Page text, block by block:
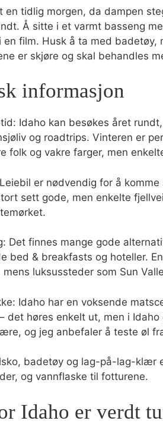
en tidlig morgen, da dampen
Å sitte i et varmt basseng
film. Husk å ta med badetøy,
er skjøre og skal behandles
informasjon
Idaho kan besøkes året
og roadtrips. Vinteren er
folk og vakre farger, men
er nødvendig for å
sett gode, men enkelte
Det finnes mange gode
bed & breakfasts og hoteller.
mens luksussteder som Sun
Idaho har en voksende
det høres enkelt ut, men i
og jeg anbefaler å teste øl
badetøy og lag-på-lag-klær
og vannflaske til fotturene.
Idaho er verdt